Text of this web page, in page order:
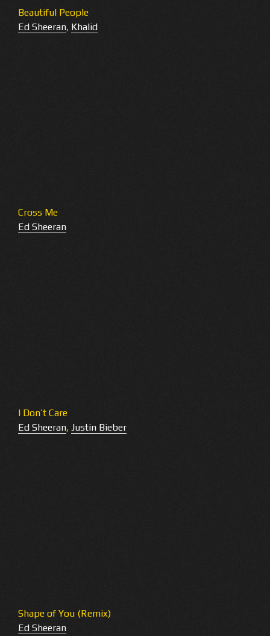
Beautiful People
Ed Sheeran, Khalid
Cross Me
Ed Sheeran
I Don’t Care
Ed Sheeran, Justin Bieber
Shape of You (Remix)
Ed Sheeran